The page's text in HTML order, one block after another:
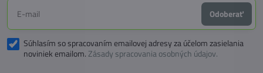
Odoberať
Súhlasím so spracovaním emailovej adresy za účelom zasielania
noviniek emailom.Zásady spracovania osobných údajov.